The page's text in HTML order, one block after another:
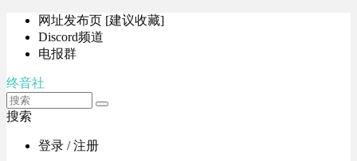
网址发布页 [建议收藏]
Discord频道
电报群
终音社
搜索
登录 / 注册